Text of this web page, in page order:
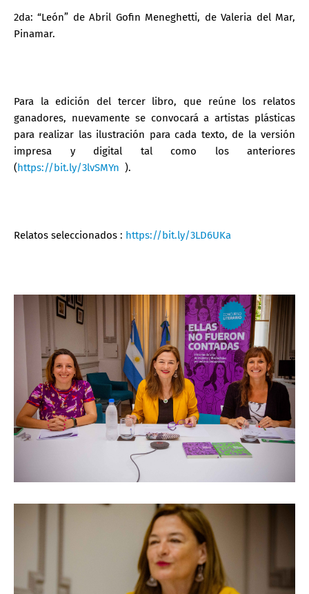
2da: “León” de Abril Gofin Meneghetti, de Valeria del Mar,
Pinamar.
Para la edición del tercer libro, que reúne los relatos
ganadores, nuevamente se convocará a artistas plásticas
para realizar las ilustración para cada texto, de la versión
impresa y digital tal como los anteriores
(https://bit.ly/3lvSMYn ).
Relatos seleccionados : https://bit.ly/3LD6UKa